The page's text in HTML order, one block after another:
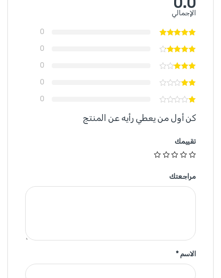
الإجمالي
0
0
0
0
0
كن أول من يعطي رأيه عن المنتج
تقييمك
مراجعتك
الاسم*